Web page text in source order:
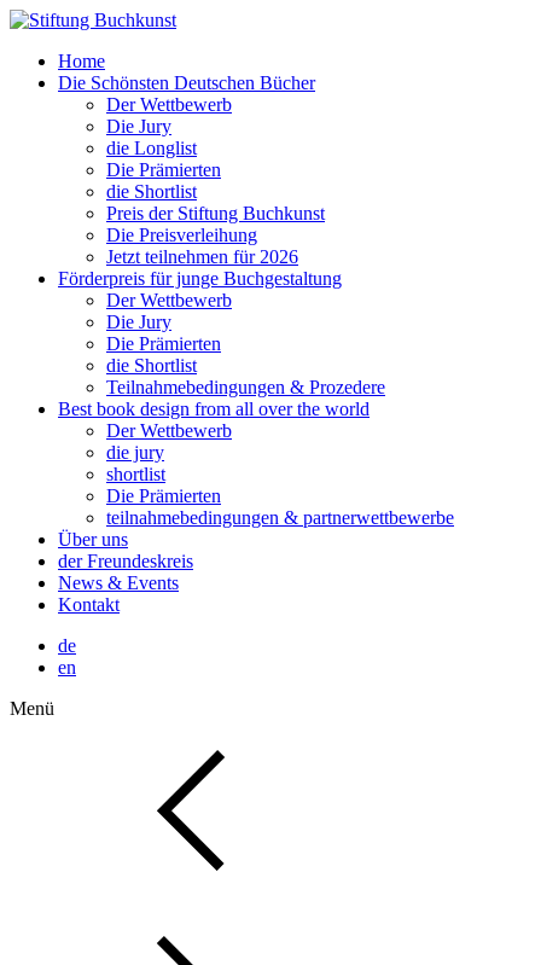
Home
Die Schönsten Deutschen Bücher
Der Wettbewerb
Die Jury
die Longlist
Die Prämierten
die Shortlist
Preis der Stiftung Buchkunst
Die Preisverleihung
Jetzt teilnehmen für 2026
Förderpreis für junge Buchgestaltung
Der Wettbewerb
Die Jury
Die Prämierten
die Shortlist
Teilnahmebedingungen & Prozedere
Best book design from all over the world
Der Wettbewerb
die jury
shortlist
Die Prämierten
teilnahmebedingungen & partnerwettbewerbe
Über uns
der Freundeskreis
News & Events
Kontakt
de
en
Menü